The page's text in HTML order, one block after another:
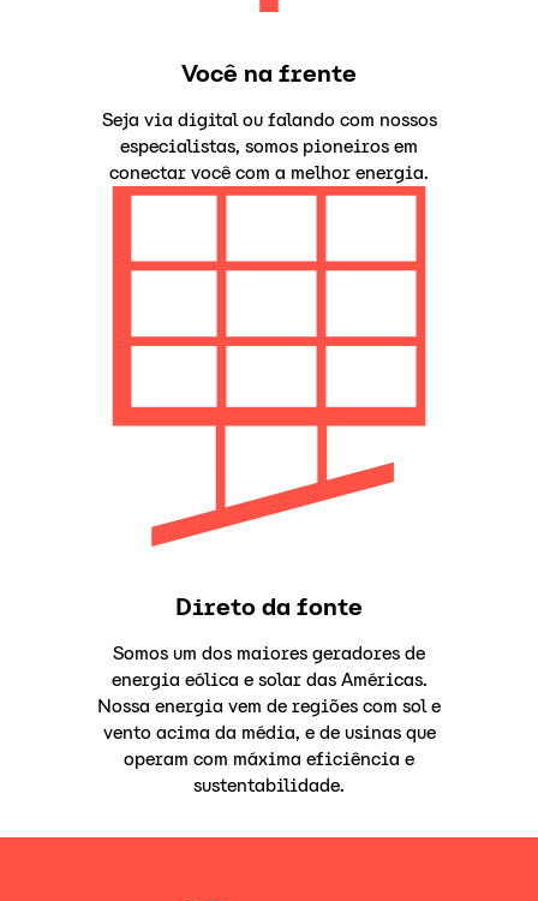
Você na frente
Seja via digital ou falando com nossos
especialistas, somos pioneiros em
conectar você com a melhor energia.
Direto da fonte
Somos um dos maiores geradores de
energia eólica e solar das Américas.
Nossa energia vem de regiões com sol e
vento acima da média, e de usinas que
operam com máxima eficiência e
sustentabilidade.